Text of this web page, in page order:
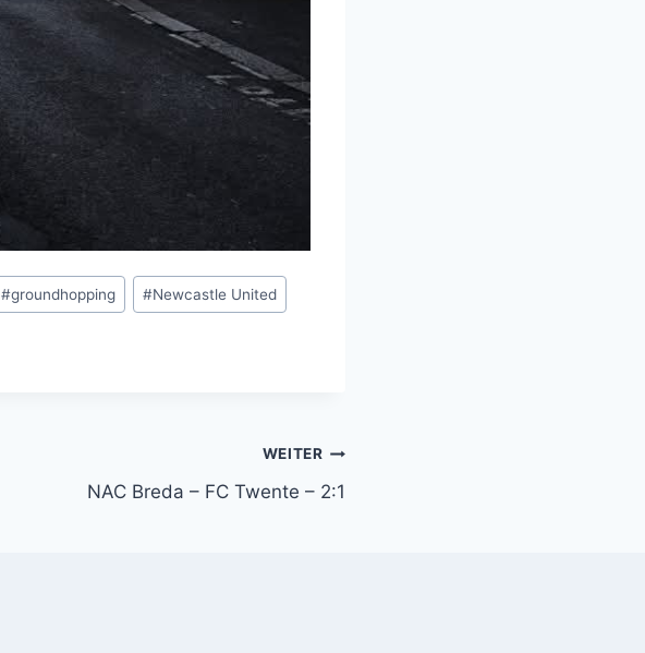
#groundhopping #Newcastle United
WEITER
NAC Breda – FC Twente – 2:1